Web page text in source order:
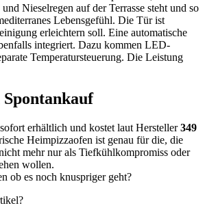
Nieselregen auf der Terrasse steht und so
Lebensgefühl. Die Tür ist
erleichtern soll. Eine automatische
integriert. Dazu kommen LED-
Temperatursteuerung. Die Leistung
erhältlich und kostet laut Hersteller349
Heimpizzaofen ist genau für die, die
mehr nur als Tiefkühlkompromiss oder
wollen.
ob es noch knuspriger geht?